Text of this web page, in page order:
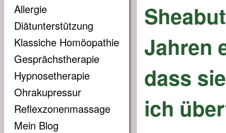
Allergie
Diätunterstützung
Klassiche Homöopathie
Gesprächstherapie
Hypnosetherapie
Ohrakupressur
Reflexzonenmassage
Mein Blog
Jahren
dass
ich